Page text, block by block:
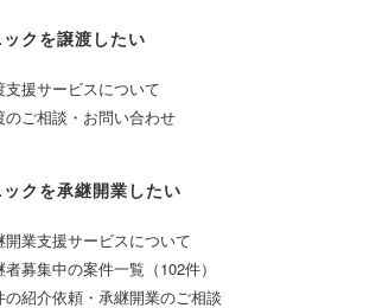
クを譲渡したい
支援サービスについて
のご相談・お問い合わせ
クを承継開業したい
開業支援サービスについて
者募集中の案件一覧（102件）
の紹介依頼・承継開業のご相談